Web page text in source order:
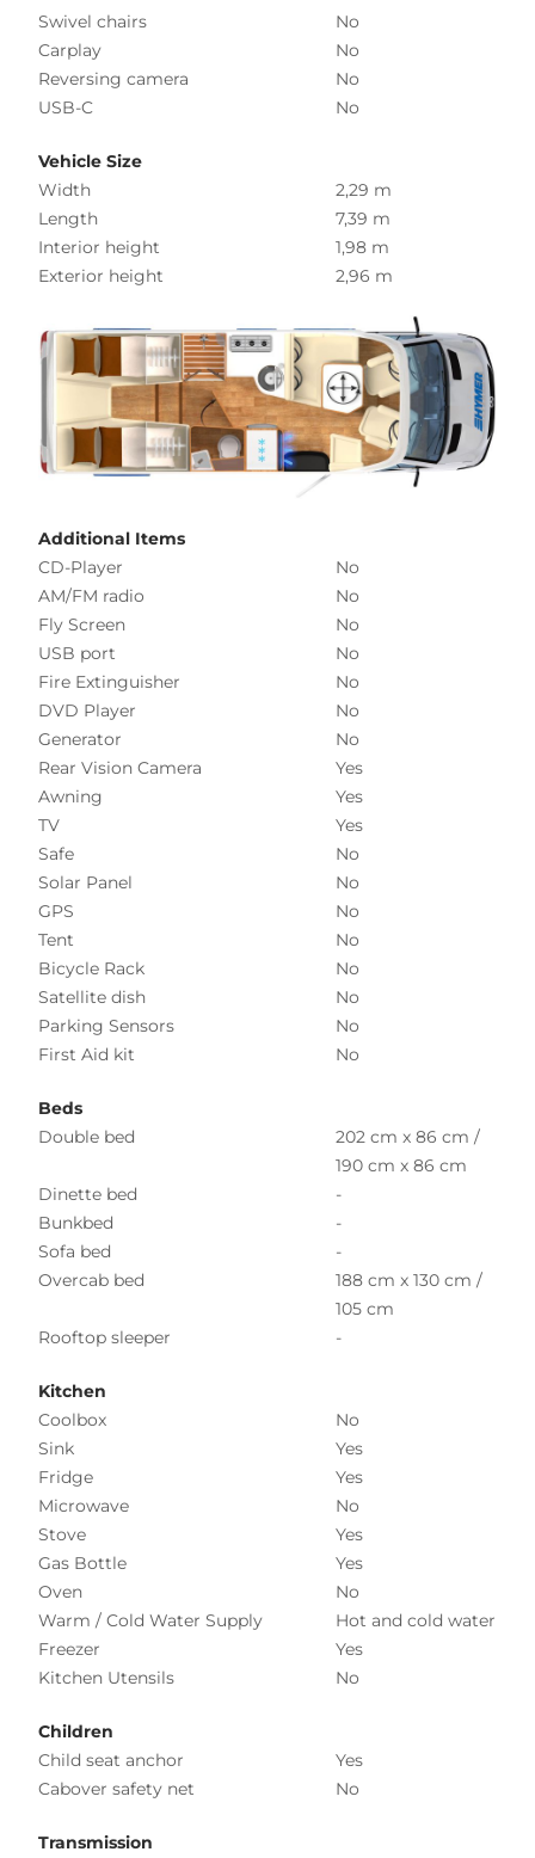
Swivel chairs
No
Carplay
No
Reversing camera
No
USB-C
No
Vehicle Size
Width
2,29 m
Length
7,39 m
Interior height
1,98 m
Exterior height
2,96 m
Additional Items
CD-Player
No
AM/FM radio
No
Fly Screen
No
USB port
No
Fire Extinguisher
No
DVD Player
No
Generator
No
Rear Vision Camera
Yes
Awning
Yes
TV
Yes
Safe
No
Solar Panel
No
GPS
No
Tent
No
Bicycle Rack
No
Satellite dish
No
Parking Sensors
No
First Aid kit
No
Beds
Double bed
202 cm x 86 cm /
190 cm x 86 cm
Dinette bed
-
Bunkbed
-
Sofa bed
-
Overcab bed
188 cm x 130 cm /
105 cm
Rooftop sleeper
-
Kitchen
Coolbox
No
Sink
Yes
Fridge
Yes
Microwave
No
Stove
Yes
Gas Bottle
Yes
Oven
No
Warm / Cold Water Supply
Hot and cold water
Freezer
Yes
Kitchen Utensils
No
Children
Child seat anchor
Yes
Cabover safety net
No
Transmission